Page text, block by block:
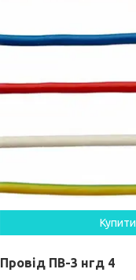
Купити
Провід ПВ-3 нгд 4